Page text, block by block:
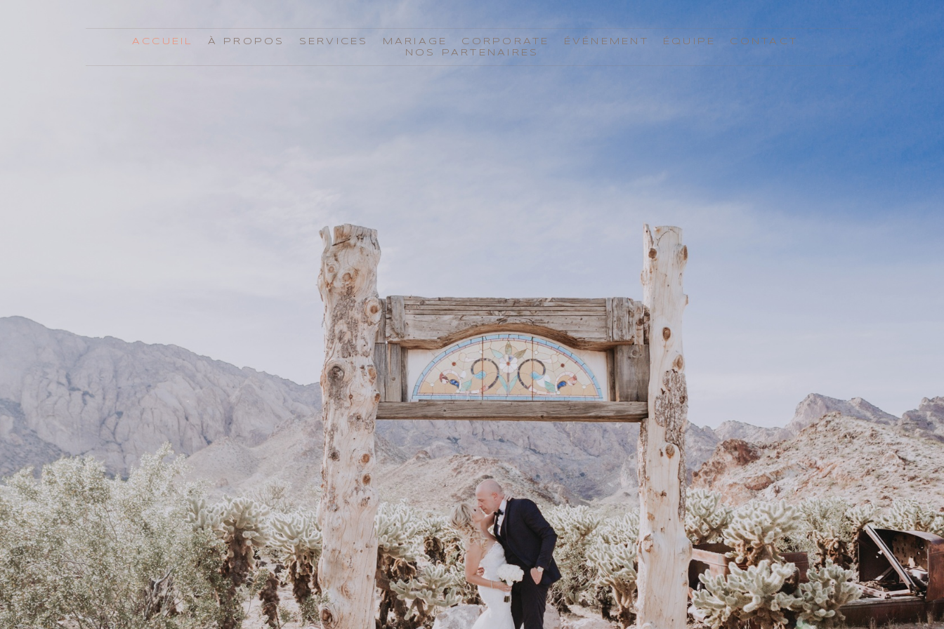
ACCUEIL À PROPOS SERVICES MARIAGE CORPORATE ÉVÉNEMENT ÉQUIPE
CONTACT
NOS PARTENAIRES